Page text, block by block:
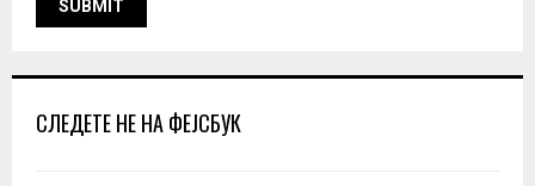
СЛЕДЕТЕ НЕ НА ФЕЈСБУК